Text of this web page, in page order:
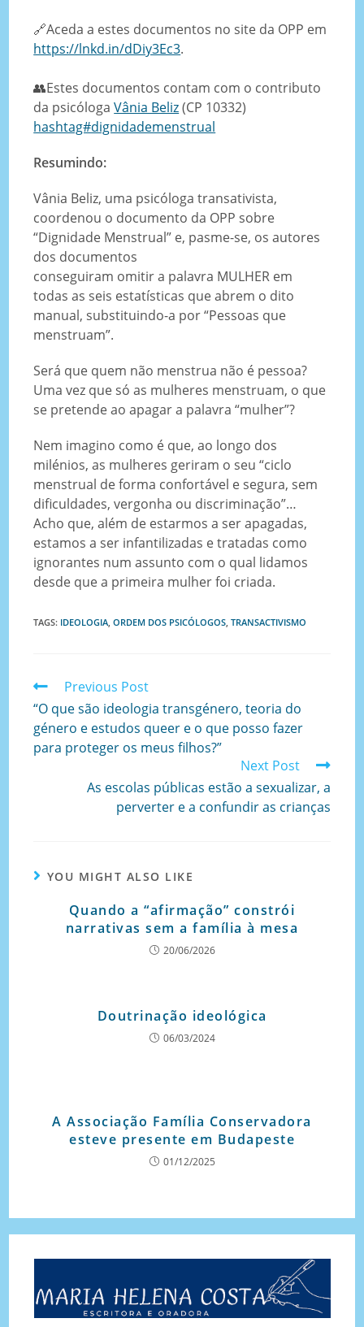
🔗Aceda a estes documentos no site da OPP em
https://lnkd.in/dDiy3Ec3.
👥Estes documentos contam com o contributo
da psicólogaVânia Beliz(CP 10332)
hashtag#dignidademenstrual
Resumindo:
Vânia Beliz, uma psicóloga transativista,
coordenou o documento da OPP sobre
“Dignidade Menstrual” e, pasme-se, os autores
dos documentos
conseguiram omitir a palavra MULHER em
todas as seis estatísticas que abrem o dito
manual, substituindo-a por “Pessoas que
menstruam”.
Será que quem não menstrua não é pessoa?
Uma vez que só as mulheres menstruam, o que
se pretende ao apagar a palavra “mulher”?
Nem imagino como é que, ao longo dos
milénios, as mulheres geriram o seu “ciclo
menstrual de forma confortável e segura, sem
dificuldades, vergonha ou discriminação”…
Acho que, além de estarmos a ser apagadas,
estamos a ser infantilizadas e tratadas como
ignorantes num assunto com o qual lidamos
desde que a primeira mulher foi criada.
TAGS: IDEOLOGIA ORDEM DOS PSICÓLOGOS TRANSACTIVISMO
Previous Post
“O que são ideologia transgénero, teoria do
género e estudos queer e o que posso fazer
para proteger os meus filhos?”
Next Post
As escolas públicas estão a sexualizar, a
perverter e a confundir as crianças
YOU MIGHT ALSO LIKE
Quando a “afirmação” constrói
narrativas sem a família à mesa
20/06/2026
Doutrinação ideológica
06/03/2024
A Associação Família Conservadora
esteve presente em Budapeste
01/12/2025